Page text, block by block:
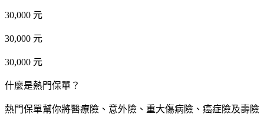
30,000 元
30,000 元
30,000 元
什麼是熱門保單？
熱門保單幫你將醫療險、意外險、重大傷病險、癌症險及壽險